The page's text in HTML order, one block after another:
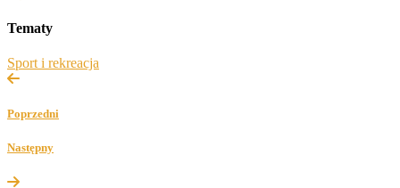
Tematy
Sport i rekreacja
Poprzedni
Następny